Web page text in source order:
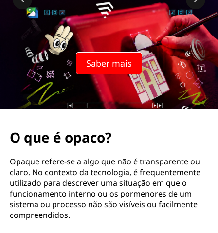
Saber mais
O que é opaco?
Opaque refere-se a algo que não é transparente ou
claro. No contexto da tecnologia, é frequentemente
utilizado para descrever uma situação em que o
funcionamento interno ou os pormenores de um
sistema ou processo não são visíveis ou facilmente
compreendidos.